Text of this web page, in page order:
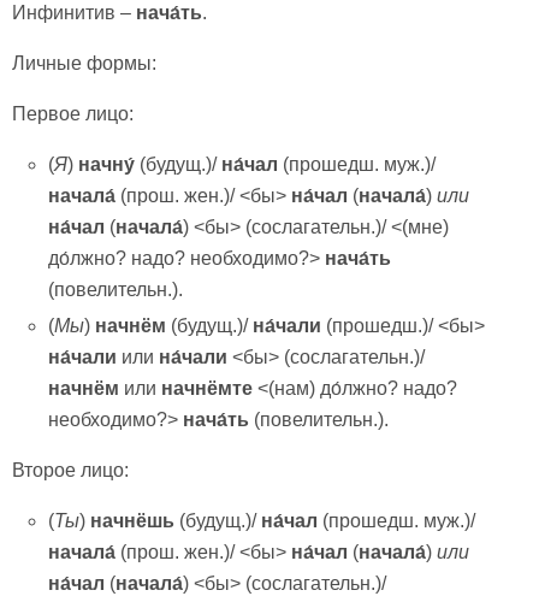
Инфинитив – нача́ть.
Личные формы:
Первое лицо:
(Я) начну́ (будущ.)/на́чал (прошедш. муж.)/
начала́ (прош. жен.)/ <бы> на́чал (начала́)или
на́чал (начала́) <бы> (сослагательн.)/ <(мне)
до́лжно? надо? необходимо?> нача́ть
(повелительн.).
(Мы) начнём (будущ.)/на́чали (прошедш.)/ <бы>
на́чали или на́чали <бы> (сослагательн.)/
начнём или начнёмте <(нам) до́лжно? надо?
необходимо?> нача́ть (повелительн.).
Второе лицо:
(Ты) начнёшь (будущ.)/на́чал (прошедш. муж.)/
начала́ (прош. жен.)/ <бы> на́чал (начала́)или
на́чал (начала́) <бы> (сослагательн.)/